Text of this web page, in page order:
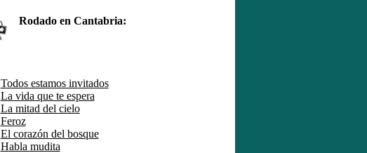
Rodado en Cantabria:
Todos estamos invitados
La vida que te espera
La mitad del cielo
Feroz
El corazón del bosque
Habla mudita